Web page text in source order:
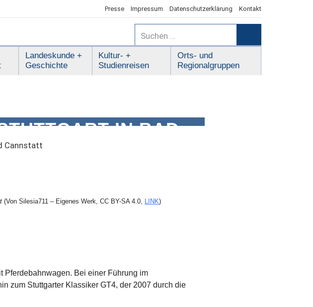
Presse Impressum Datenschutzerklärung Kontakt
Suchen
nach:
Landeskunde +
Geschichte
Kultur- +
Studienreisen
Orts- und
Regionalgruppen
IN BAD C
Cannstatt
(Von Silesia711 – Eigenes Werk, CC BY-SA 4.0, LINK)
Pferdebahnwagen. Bei einer Führung im
zum Stuttgarter Klassiker GT4, der 2007 durch die